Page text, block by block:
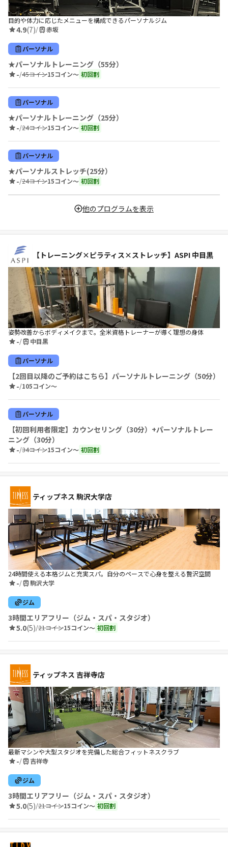
目的や体力に応じたメニューを構成できるパーソナルジム
4.9(7)/ 赤坂
パーソナル
★パーソナルトレーニング（55分）
-/45コイン15コイン〜 初回割
パーソナル
★パーソナルトレーニング（25分）
-/24コイン15コイン〜 初回割
パーソナル
★パーソナルストレッチ(25分）
-/24コイン15コイン〜 初回割
他のプログラムを表示
【トレーニング×ピラティス×ストレッチ】ASPI 中目黒
姿勢改善からボディメイクまで。全米資格トレーナーが導く理想の身体
-/ 中目黒
パーソナル
【2回目以降のご予約はこちら】パーソナルトレーニング（50分）
-/105コイン〜
パーソナル
【初回利用者限定】カウンセリング（30分）+パーソナルトレー
ニング（30分）
-/34コイン15コイン〜 初回割
ティップネス 駒沢大学店
24時間使える本格ジムと充実スパ。自分のペースで心身を整える贅沢空間
-/ 駒沢大学
ジム
3時間エリアフリー（ジム・スパ・スタジオ）
5.0(5)/21コイン15コイン〜 初回割
ティップネス 吉祥寺店
最新マシンや大型スタジオを完備した総合フィットネスクラブ
-/ 吉祥寺
ジム
3時間エリアフリー（ジム・スパ・スタジオ）
5.0(5)/21コイン15コイン〜 初回割